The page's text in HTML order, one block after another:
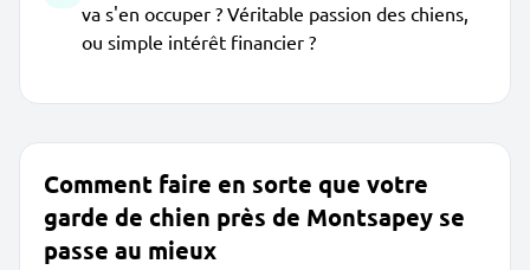
va s'en occuper ? Véritable passion des chiens,
ou simple intérêt financier ?
Comment faire en sorte que votre
garde de chien près de Montsapey se
passe au mieux